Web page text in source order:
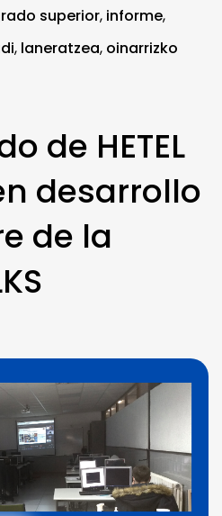
superior, informe,
, laneratzea, oinarrizko
de HETEL
desarrollo
de la